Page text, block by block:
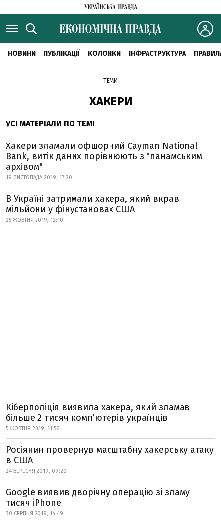
НОВИНИ ПУБЛІКАЦІЇ КОЛОНКИ ІНФРАСТРУКТУРА
ТЕМИ
ХАКЕРИ
УСІ МАТЕРІАЛИ ПО ТЕМІ
Хакери зламали офшорний Cayman National
Bank, витік даних порівнюють з "панамським
архівом"
19 ЛИСТОПАДА 2019, 17:20
В Україні затримали хакера, який вкрав
мільйони у фінустановах США
25 ЖОВТНЯ 2019, 12:10
Кіберполіція виявила хакера, який зламав
більше 2 тисяч комп’ютерів українців
5 ЖОВТНЯ 2019, 11:56
Росіянин провернув масштабну хакерську атаку
в США
24 ВЕРЕСНЯ 2019, 09:20
Google виявив дворічну операцію зі зламу
тисяч iPhone
30 СЕРПНЯ 2019, 14:49